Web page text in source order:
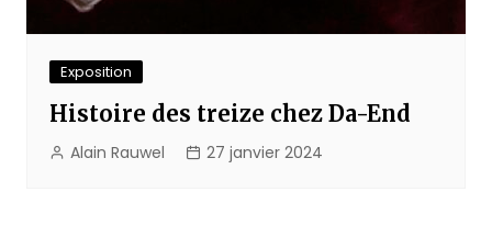
Exposition
Histoire des treize chez Da-End
Alain Rauwel 27 janvier 2024